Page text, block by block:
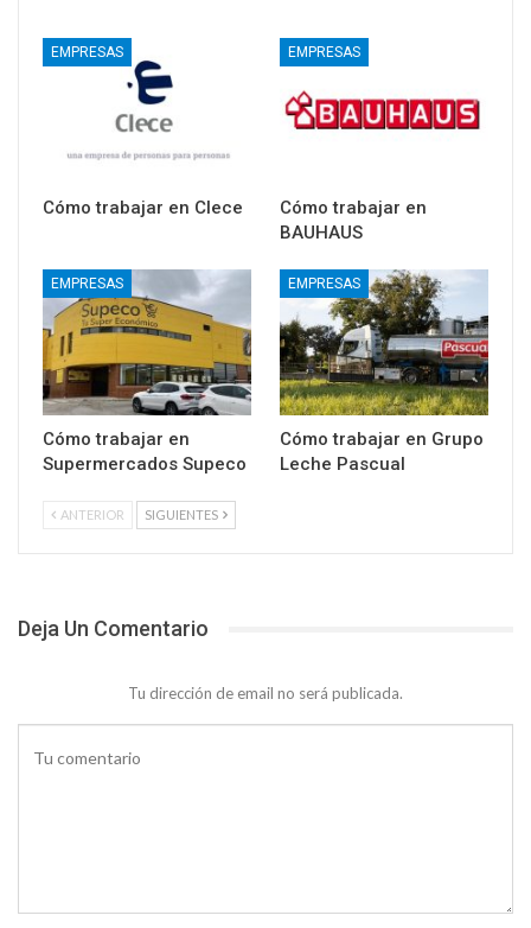
EMPRESAS
Cómo trabajar en Clece
EMPRESAS
Cómo trabajar en
BAUHAUS
EMPRESAS
Cómo trabajar en
Supermercados Supeco
EMPRESAS
Cómo trabajar en Grupo
Leche Pascual
ANTERIOR SIGUIENTES
Deja Un Comentario
Tu dirección de email no será publicada.